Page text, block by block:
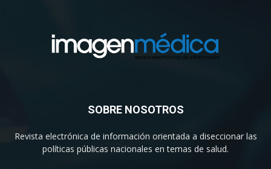
SOBRE NOSOTROS
Revista electrónica de información orientada a diseccionar las
políticas públicas nacionales en temas de salud.